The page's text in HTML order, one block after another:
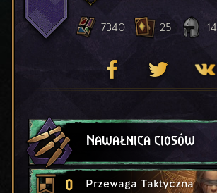
7340 25 14
Nawałnica ciosów
0 Przewaga Taktyczna